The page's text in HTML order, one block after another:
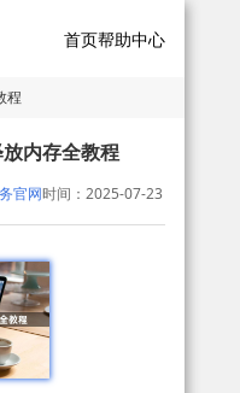
首页帮助中心
程
内存全教程
官网时间：2025-07-23